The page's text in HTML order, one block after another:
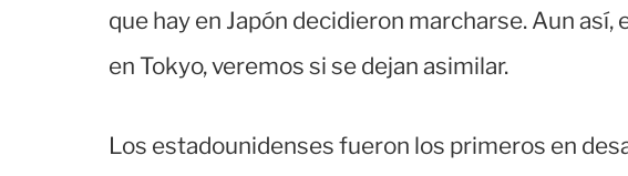
que hay en Japón decidieron marcharse. Aun
en Tokyo, veremos si se dejan asimilar.
Los estadounidenses fueron los primeros en